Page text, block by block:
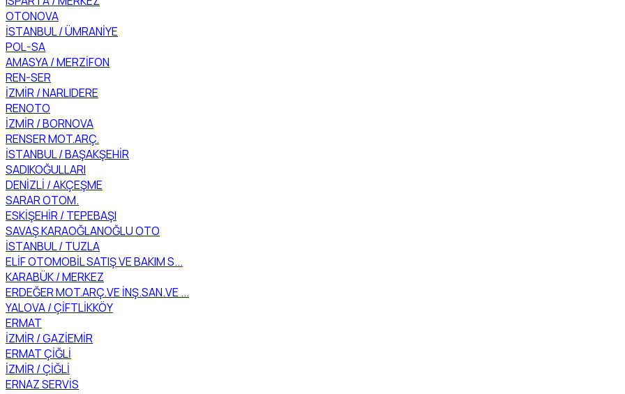
OTONOVA
İSTANBUL / ÜMRANİYE
POL-SA
AMASYA / MERZİFON
REN-SER
İZMİR / NARLIDERE
RENOTO
İZMİR / BORNOVA
RENSER MOT.ARÇ.
İSTANBUL / BAŞAKŞEHİR
SADIKOĞULLARI
DENİZLİ / AKÇEŞME
SARAR OTOM.
ESKİŞEHİR / TEPEBAŞI
SAVAŞ KARAOĞLANOĞLU OTO
İSTANBUL / TUZLA
ELİF OTOMOBİL SATIŞ VE BAKIM S...
KARABÜK / MERKEZ
ERDEĞER MOT.ARÇ.VE İNŞ.SAN.VE ...
YALOVA / ÇİFTLİKKÖY
ERMAT
İZMİR / GAZİEMİR
ERMAT ÇİĞLİ
İZMİR / ÇİĞLİ
ERNAZ SERVİS